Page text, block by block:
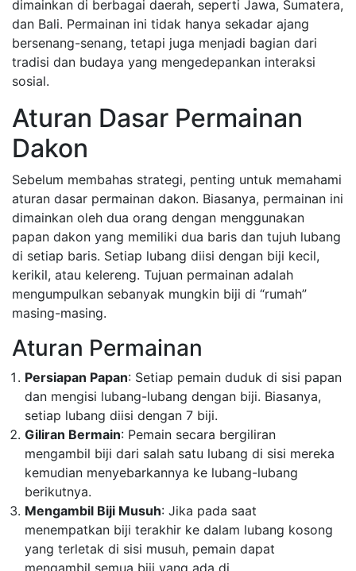
dimainkan di berbagai daerah, seperti Jawa, Sumatera,
dan Bali. Permainan ini tidak hanya sekadar ajang
bersenang-senang, tetapi juga menjadi bagian dari
tradisi dan budaya yang mengedepankan interaksi
sosial.
Aturan Dasar Permainan
Dakon
Sebelum membahas strategi, penting untuk memahami
aturan dasar permainan dakon. Biasanya, permainan ini
dimainkan oleh dua orang dengan menggunakan
papan dakon yang memiliki dua baris dan tujuh lubang
di setiap baris. Setiap lubang diisi dengan biji kecil,
kerikil, atau kelereng. Tujuan permainan adalah
mengumpulkan sebanyak mungkin biji di “rumah”
masing-masing.
Aturan Permainan
Persiapan Papan: Setiap pemain duduk di sisi papan
dan mengisi lubang-lubang dengan biji. Biasanya,
setiap lubang diisi dengan 7 biji.
Giliran Bermain: Pemain secara bergiliran
mengambil biji dari salah satu lubang di sisi mereka
kemudian menyebarkannya ke lubang-lubang
berikutnya.
Mengambil Biji Musuh: Jika pada saat
menempatkan biji terakhir ke dalam lubang kosong
yang terletak di sisi musuh, pemain dapat
mengambil semua biji yang ada di